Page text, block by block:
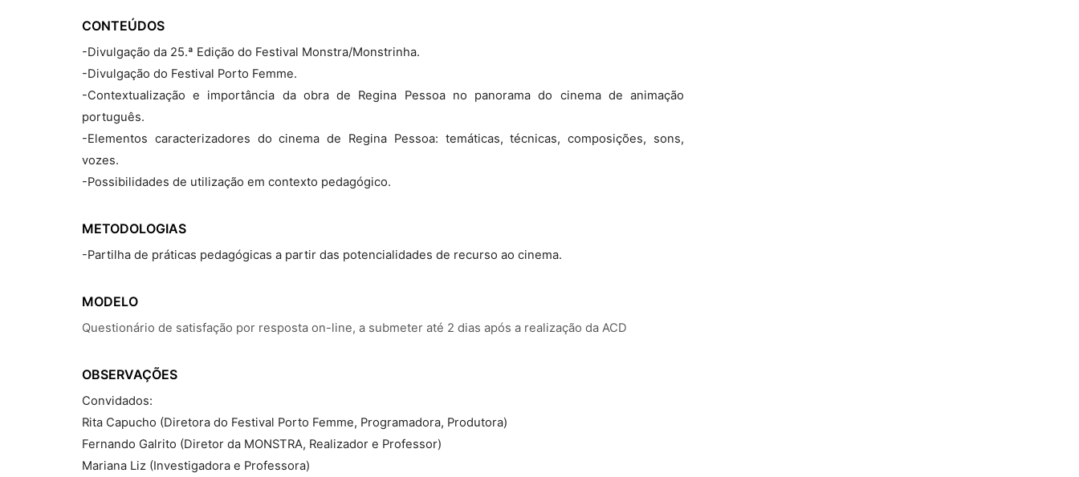
CONTEÚDOS
-Divulgação da 25.ª Edição do Festival Monstra/Monstrinha.
-Divulgação do Festival Porto Femme.
-Contextualização e importância da obra de Regina Pessoa no panorama do cinema de animação
português.
-Elementos caracterizadores do cinema de Regina Pessoa: temáticas, técnicas, composições, sons,
vozes.
-Possibilidades de utilização em contexto pedagógico.
METODOLOGIAS
-Partilha de práticas pedagógicas a partir das potencialidades de recurso ao cinema.
MODELO
Questionário de satisfação por resposta on-line, a submeter até 2 dias após a realização da ACD
OBSERVAÇÕES
Convidados:
Rita Capucho (Diretora do Festival Porto Femme, Programadora, Produtora)
Fernando Galrito (Diretor da MONSTRA, Realizador e Professor)
Mariana Liz (Investigadora e Professora)